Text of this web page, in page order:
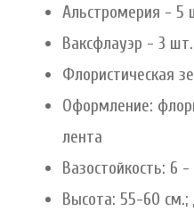
Альстромерия - 5
Ваксфлауэр - 3 шт.
Флористическая
Оформление:
лента
Вазостойкость: 6
Высота: 55-60